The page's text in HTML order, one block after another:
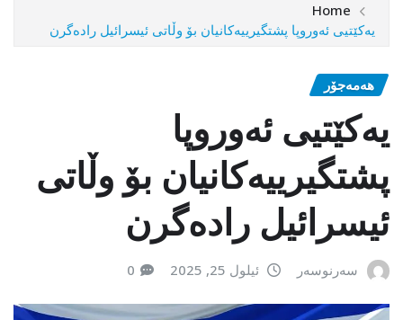
Home
یەکێتیی ئەوروپا پشتگیرییەکانیان بۆ وڵاتی ئیسرائیل رادەگرن
هەمەجۆر
یەکێتیی ئەوروپا
پشتگیرییەکانیان بۆ وڵاتی
ئیسرائیل رادەگرن
سەرنوسەر ئیلول 25, 2025 0